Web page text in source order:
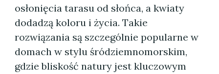
osłonięcia tarasu od słońca, a kwiaty
dodadzą koloru i życia. Takie
rozwiązania są szczególnie popularne w
domach w stylu śródziemnomorskim,
gdzie bliskość natury jest kluczowym